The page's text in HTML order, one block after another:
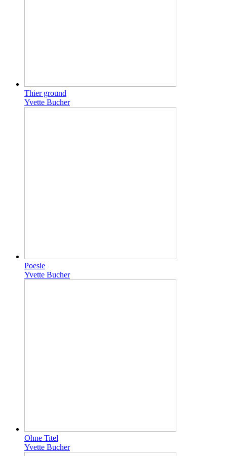
Thier ground
Yvette Bucher
Poesie
Yvette Bucher
Ohne Titel
Yvette Bucher